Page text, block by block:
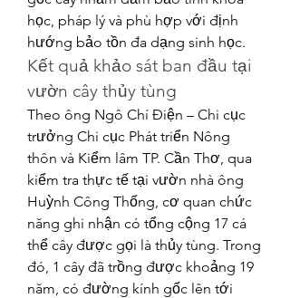
học, pháp lý và phù hợp với định
hướng bảo tồn đa dạng sinh học.
Kết quả khảo sát ban đầu tại
vườn cây thủy tùng
Theo ông Ngô Chí Điện – Chi cục
trưởng Chi cục Phát triển Nông
thôn và Kiểm lâm TP. Cần Thơ, qua
kiểm tra thực tế tại vườn nhà ông
Huỳnh Công Thống, cơ quan chức
năng ghi nhận có tổng cộng 17 cá
thể cây được gọi là thủy tùng. Trong
đó, 1 cây đã trồng được khoảng 19
năm, có đường kính gốc lên tới